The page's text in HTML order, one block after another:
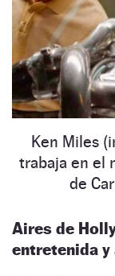
Ken Miles
trabaja en el
de
Aires de
entretenida